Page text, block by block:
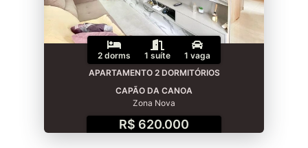
2 dorms 1 suíte
1 vaga
APARTAMENTO 2 DORMITÓRIOS
CAPÃO DA CANOA
Zona Nova
R$ 620.000